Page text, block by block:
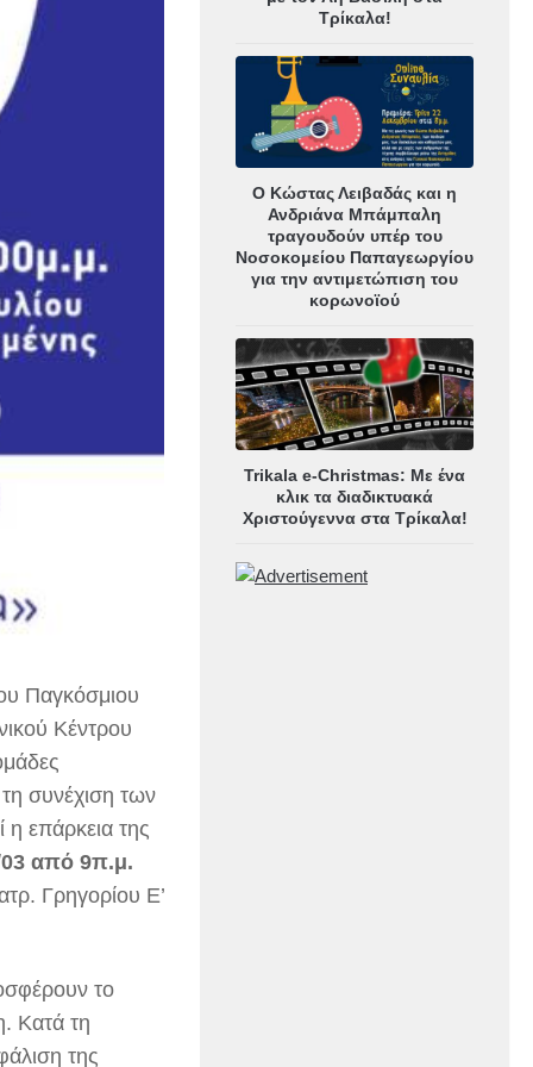
Παγκόσμιου
Κέντρου
συνέχιση των
επάρκεια της
03 από 9π.μ.
Γρηγορίου Ε’
το
Κατά τη
της
Τρίκαλα!
Ο Κώστας Λειβαδάς και η
Ανδριάνα Μπάμπαλη
τραγουδούν υπέρ του
Νοσοκομείου Παπαγεωργίου
για την αντιμετώπιση του
κορωνοϊού
Trikala e-Christmas: Με ένα
κλικ τα διαδικτυακά
Χριστούγεννα στα Τρίκαλα!